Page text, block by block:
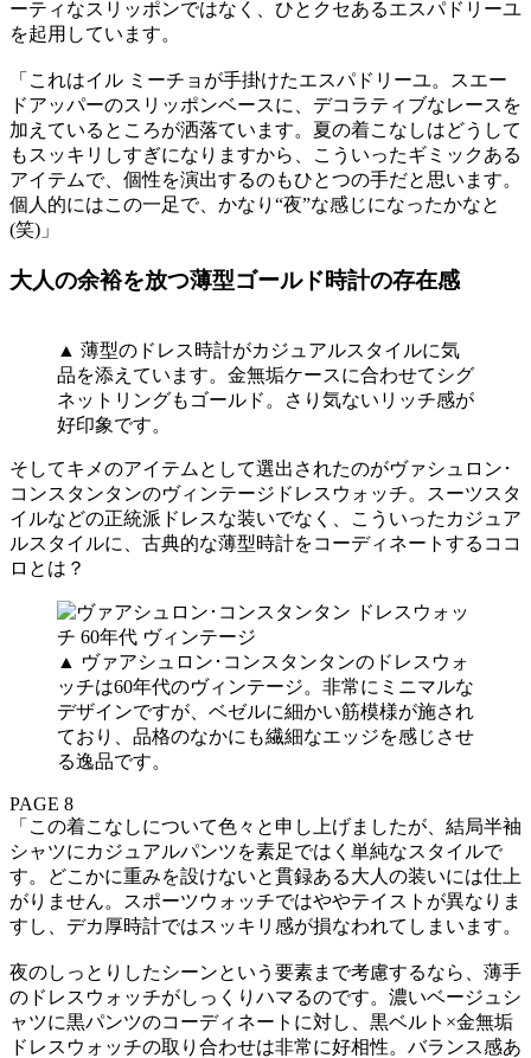
ーティなスリッポンではなく、ひとクセあるエスパドリーユ
を起用しています。
「これはイル ミーチョが手掛けたエスパドリーユ。スエー
ドアッパーのスリッポンベースに、デコラティブなレースを
加えているところが洒落ています。夏の着こなしはどうして
もスッキリしすぎになりますから、こういったギミックある
アイテムで、個性を演出するのもひとつの手だと思います。
個人的にはこの一足で、かなり“夜”な感じになったかなと
(笑)」
大人の余裕を放つ薄型ゴールド時計の存在感
▲ 薄型のドレス時計がカジュアルスタイルに気
品を添えています。金無垢ケースに合わせてシグ
ネットリングもゴールド。さり気ないリッチ感が
好印象です。
そしてキメのアイテムとして選出されたのがヴァシュロン･
コンスタンタンのヴィンテージドレスウォッチ。スーツスタ
イルなどの正統派ドレスな装いでなく、こういったカジュア
ルスタイルに、古典的な薄型時計をコーディネートするココ
ロとは？
▲ ヴァアシュロン･コンスタンタンのドレスウォ
ッチは60年代のヴィンテージ。非常にミニマルな
デザインですが、ベゼルに細かい筋模様が施され
ており、品格のなかにも繊細なエッジを感じさせ
る逸品です。
PAGE 8
「この着こなしについて色々と申し上げましたが、結局半袖
シャツにカジュアルパンツを素足ではく単純なスタイルで
す。どこかに重みを設けないと貫録ある大人の装いには仕上
がりません。スポーツウォッチではややテイストが異なりま
すし、デカ厚時計ではスッキリ感が損なわれてしまいます。
夜のしっとりしたシーンという要素まで考慮するなら、薄手
のドレスウォッチがしっくりハマるのです。濃いベージュシ
ャツに黒パンツのコーディネートに対し、黒ベルト×金無垢
ドレスウォッチの取り合わせは非常に好相性。バランス感あ